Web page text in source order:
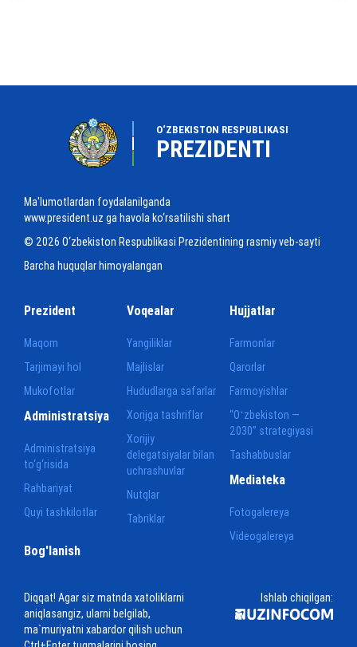
O‘ZBEKISTON RESPUBLIKASI
PREZIDENTI
Ma'lumotlardan foydalanilganda
www.president.uz ga havola ko‘rsatilishi shart
© 2026 O‘zbekiston Respublikasi Prezidentining rasmiy veb-sayti
Barcha huquqlar himoyalangan
Prezident
Maqom
Tarjimayi hol
Mukofotlar
Voqealar
Yangiliklar
Majlislar
Hududlarga safarlar
Xorijga tashriflar
Xorijiy
delegatsiyalar bilan
uchrashuvlar
Nutqlar
Tabriklar
Hujjatlar
Farmonlar
Qarorlar
Farmoyishlar
“Oʻzbekiston —
2030” strategiyasi
Tashabbuslar
Administratsiya
Administratsiya
to‘g‘risida
Rahbariyat
Quyi tashkilotlar
Mediateka
Fotogalereya
Videogalereya
Bog'lanish
Diqqat! Agar siz matnda xatoliklarni
aniqlasangiz, ularni belgilab,
ma`muriyatni xabardor qilish uchun
Ishlab chiqilgan: